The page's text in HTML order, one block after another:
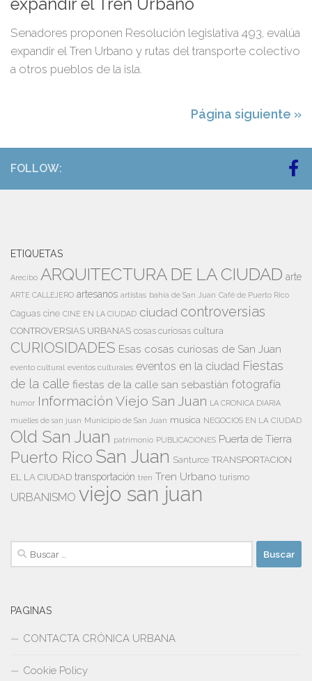
expandir el Tren Urbano
Senadores proponen Resolución legislativa 493, evalúa
expandir el Tren Urbano y rutas del transporte colectivo
a otros pueblos de la isla.
Página siguiente »
FOLLOW:
ETIQUETAS
Arecibo ARQUITECTURA DE LA CIUDAD arte
ARTE CALLEJERO artesanos artistas bahía de San Juan Café de Puerto Rico
Caguas cine CINE EN LA CIUDAD ciudad controversias
CONTROVERSIAS URBANAS cosas curiosas cultura
CURIOSIDADES Esas cosas curiosas de San Juan
evento cultural eventos culturales eventos en la ciudad Fiestas
de la calle fiestas de la calle san sebastián fotografía
humor Información Viejo San Juan LA CRONICA DIARIA
muelles de san juan Municipio de San Juan musica NEGOCIOS EN LA CIUDAD
Old San Juan patrimonio PUBLICACIONES Puerta de Tierra
Puerto Rico San Juan Santurce TRANSPORTACION
EL LA CIUDAD transportación tren Tren Urbano turismo
URBANISMO viejo san juan
Buscar:
PAGINAS
CONTACTA CRÓNICA URBANA
Cookie Policy